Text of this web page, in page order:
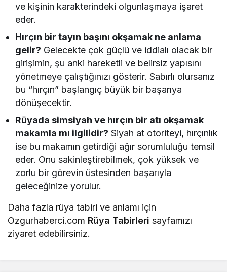
ve kişinin karakterindeki olgunlaşmaya işaret
eder.
Hırçın bir tayın başını okşamak ne anlama
gelir? Gelecekte çok güçlü ve iddialı olacak bir
girişimin, şu anki hareketli ve belirsiz yapısını
yönetmeye çalıştığınızı gösterir. Sabırlı olursanız
bu “hırçın” başlangıç büyük bir başarıya
dönüşecektir.
Rüyada simsiyah ve hırçın bir atı okşamak
makamla mı ilgilidir? Siyah at otoriteyi, hırçınlık
ise bu makamın getirdiği ağır sorumluluğu temsil
eder. Onu sakinleştirebilmek, çok yüksek ve
zorlu bir görevin üstesinden başarıyla
geleceğinize yorulur.
Daha fazla rüya tabiri ve anlamı için
Ozgurhaberci.com Rüya Tabirleri sayfamızı
ziyaret edebilirsiniz.